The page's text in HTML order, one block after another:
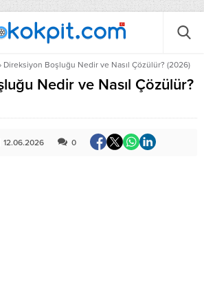
Direksiyon Boşluğu Nedir ve Nasıl Çözülür? (2026)
Nedir ve Nasıl Çözülür?
12.06.2026 0